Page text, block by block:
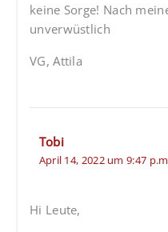
keine Sorge! Nach
unverwüstlich
VG, Attila
Tobi
April 14, 2022 um 9:47
Hi Leute,